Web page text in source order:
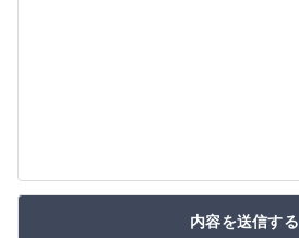
内容を送信する